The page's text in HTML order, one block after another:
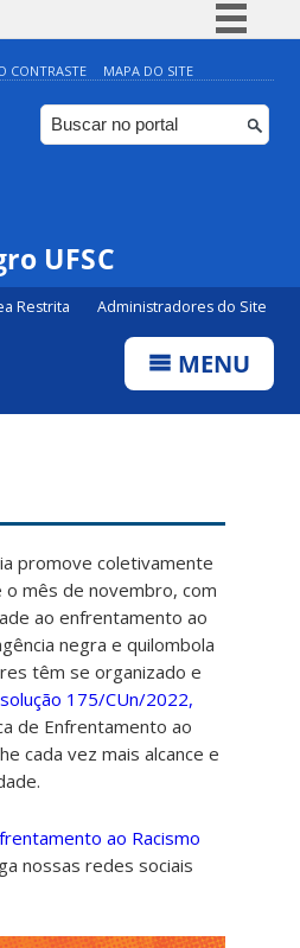
Simplifique!
Comunica BR
Participe
CONTRASTE MAPA DO SITE
UFSC
Restrita Administradores do Site
MENU
promove coletivamente
mês de novembro, com
ao enfrentamento ao
negra e quilombola
têm se organizado e
175/CUn/2022,
de Enfrentamento ao
cada vez mais alcance e
ao Racismo
nossas redes sociais